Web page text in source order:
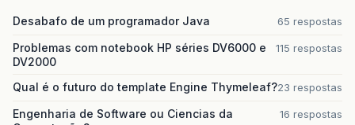
Desabafo de um programador Java 65 respostas
Problemas com notebook HP séries DV6000 e
DV2000
115 respostas
Qual é o futuro do template Engine Thymeleaf?23 respostas
Engenharia de Software ou Ciencias da
16 respostas